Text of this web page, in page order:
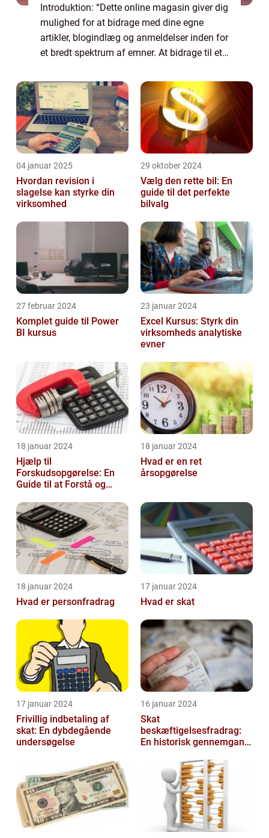
Introduktion: “Dette online magasin giver dig
mulighed for at bidrage med dine egne
artikler, blogindlæg og anmeldelser inden for
et bredt spektrum af emner. At bidrage til et
dele din viden, erfaring og ...
04 januar 2025
Hvordan revision i
slagelse kan styrke din
virksomhed
29 oktober 2024
Vælg den rette bil: En
guide til det perfekte
bilvalg
27 februar 2024
Komplet guide til Power
BI kursus
23 januar 2024
Excel Kursus: Styrk din
virksomheds analytiske
evner
18 januar 2024
Hjælp til
Forskudsopgørelse: En
Guide til at Forstå og
18 januar 2024
Hvad er en ret
årsopgørelse
18 januar 2024
Hvad er personfradrag
17 januar 2024
Hvad er skat
17 januar 2024
Frivillig indbetaling af
skat: En dybdegående
undersøgelse
16 januar 2024
Skat
beskæftigelsesfradrag:
En historisk gennemgang
skattefritagelsesprogram
for inves...